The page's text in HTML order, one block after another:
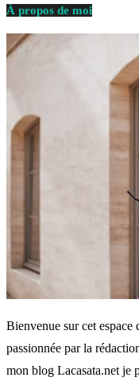
À propos de moi
Bienvenue sur cet espace
passionnée par la
mon blog Lacasata.net je